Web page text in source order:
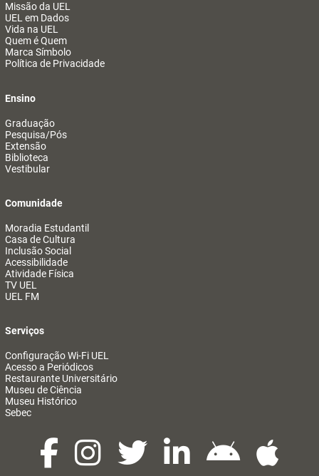
Missão da UEL
UEL em Dados
Vida na UEL
Quem é Quem
Marca Símbolo
Política de Privacidade
Ensino
Graduação
Pesquisa/Pós
Extensão
Biblioteca
Vestibular
Comunidade
Moradia Estudantil
Casa de Cultura
Inclusão Social
Acessibilidade
Atividade Física
TV UEL
UEL FM
Serviços
Configuração Wi-Fi UEL
Acesso a Periódicos
Restaurante Universitário
Museu de Ciência
Museu Histórico
Sebec